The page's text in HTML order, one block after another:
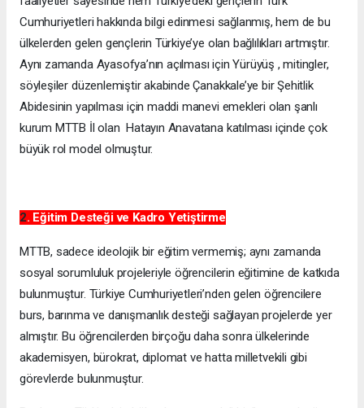
Cumhuriyetleri hakkında bilgi edinmesi sağlanmış, hem de bu
ülkelerden gelen gençlerin Türkiye’ye olan bağlılıkları artmıştır.
Aynı zamanda Ayasofya’nın açılması için Yürüyüş , mitingler,
söyleşiler düzenlemiştir akabinde Çanakkale’ye bir Şehitlik
Abidesinin yapılması için maddi manevi emekleri olan şanlı
kurum MTTB İl olan Hatayın Anavatana katılması içinde çok
büyük rol model olmuştur.
2. Eğitim Desteği ve Kadro Yetiştirme
MTTB, sadece ideolojik bir eğitim vermemiş; aynı zamanda
sosyal sorumluluk projeleriyle öğrencilerin eğitimine de katkıda
bulunmuştur. Türkiye Cumhuriyetleri’nden gelen öğrencilere
burs, barınma ve danışmanlık desteği sağlayan projelerde yer
almıştır. Bu öğrencilerden birçoğu daha sonra ülkelerinde
akademisyen, bürokrat, diplomat ve hatta milletvekili gibi
görevlerde bulunmuştur.